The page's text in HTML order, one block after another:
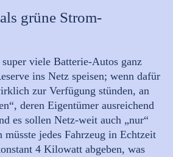
grüne Strom-
viele Batterie-Autos ganz
ins Netz speisen; wenn dafür
zur Verfügung stünden, an
deren Eigentümer ausreichend
es sollen Netz-weit auch „nur“
jedes Fahrzeug in Echtzeit
4 Kilowatt abgeben, was